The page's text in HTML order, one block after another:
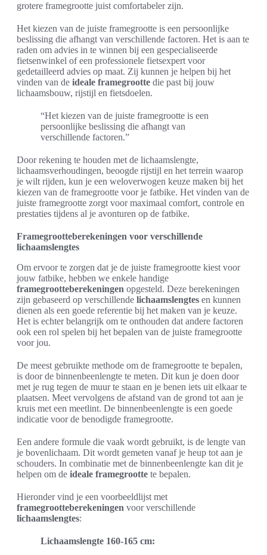
grotere framegrootte juist comfortabeler zijn.
Het kiezen van de juiste framegrootte is een persoonlijke
beslissing die afhangt van verschillende factoren. Het is aan te
raden om advies in te winnen bij een gespecialiseerde
fietsenwinkel of een professionele fietsexpert voor
gedetailleerd advies op maat. Zij kunnen je helpen bij het
vinden van de ideale framegrootte die past bij jouw
lichaamsbouw, rijstijl en fietsdoelen.
“Het kiezen van de juiste framegrootte is een
persoonlijke beslissing die afhangt van
verschillende factoren.”
Door rekening te houden met de lichaamslengte,
lichaamsverhoudingen, beoogde rijstijl en het terrein waarop
je wilt rijden, kun je een weloverwogen keuze maken bij het
kiezen van de framegrootte voor je fatbike. Het vinden van de
juiste framegrootte zorgt voor maximaal comfort, controle en
prestaties tijdens al je avonturen op de fatbike.
Framegrootteberekeningen voor verschillende
lichaamslengtes
Om ervoor te zorgen dat je de juiste framegrootte kiest voor
jouw fatbike, hebben we enkele handige
framegrootteberekeningen opgesteld. Deze berekeningen
zijn gebaseerd op verschillende lichaamslengtes en kunnen
dienen als een goede referentie bij het maken van je keuze.
Het is echter belangrijk om te onthouden dat andere factoren
ook een rol spelen bij het bepalen van de juiste framegrootte
voor jou.
De meest gebruikte methode om de framegrootte te bepalen,
is door de binnenbeenlengte te meten. Dit kun je doen door
met je rug tegen de muur te staan en je benen iets uit elkaar te
plaatsen. Meet vervolgens de afstand van de grond tot aan je
kruis met een meetlint. De binnenbeenlengte is een goede
indicatie voor de benodigde framegrootte.
Een andere formule die vaak wordt gebruikt, is de lengte van
je bovenlichaam. Dit wordt gemeten vanaf je heup tot aan je
schouders. In combinatie met de binnenbeenlengte kan dit je
helpen om de ideale framegrootte te bepalen.
Hieronder vind je een voorbeeldlijst met
framegrootteberekeningen voor verschillende
lichaamslengtes:
Lichaamslengte 160-165 cm: